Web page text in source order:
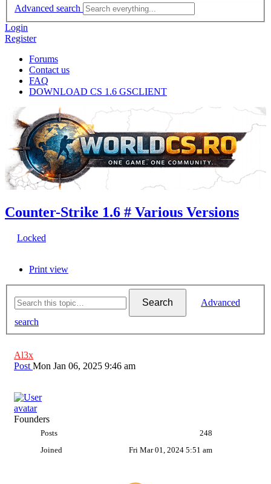
Advanced search
Login
Register
Forums
Contact us
FAQ
DOWNLOAD CS 1.6 GSCLIENT
Counter-Strike 1.6 # Various Versions
Locked
Print view
Search
Advanced
search
Al3x
Post Mon Jan 06, 2025 9:46 am
Founders
Posts
248
Joined
Fri Mar 01, 2024 5:51 am